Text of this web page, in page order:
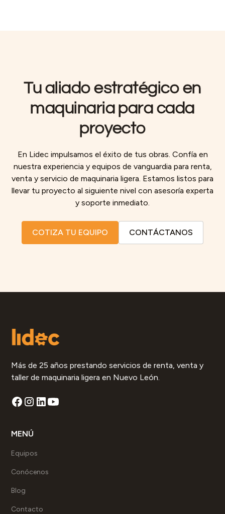
Tu aliado estratégico en
maquinaria para cada
proyecto
En Lidec impulsamos el éxito de tus obras. Confía en
nuestra experiencia y equipos de vanguardia para renta,
venta y servicio de maquinaria ligera. Estamos listos para
llevar tu proyecto al siguiente nivel con asesoría experta
y soporte inmediato.
COTIZA TU EQUIPO CONTÁCTANOS
Más de 25 años prestando servicios de renta, venta y
taller de maquinaria ligera en Nuevo León.
MENÚ
Equipos
Conócenos
Blog
Contacto